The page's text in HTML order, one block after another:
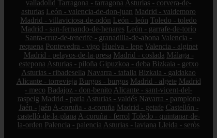
valladolid Tarragona - tarragona Asturias - corvera-de-
asturias León - valencia-de-don-juan Madrid - valdemoro
Madrid - villaviciosa-de-odón León - león Toledo - toledo
Madrid - san-fernando-de-henares León - garrafe-de-torío
Santa-cruz-de-tenerife - granadilla-de-abona Valencia -
requena Pontevedra - vigo Huelva - lepe Valencia - alginet
Madrid - pelayos-de-la-presa Madrid - coslada Málaga -
estepona Asturias - piloña Gipuzkoa - deba Bizkaia - getxo
Asturias - ribadesella Navarra - tafalla Bizkaia - galdakao
Alicante - torrevieja Burgos - burgos Madrid - algete Madrid
- meco Badajoz - don-benito Alicante - sant-vicent-del-
raspeig Madrid - parla Asturias - valdés Navarra - pamplona
Jaén - jaén A-coruña - a-coruña Madrid - getafe Castellón -
castelló-de-la-plana A-coruña - ferrol Toledo - quintanar-de-
la-orden Palencia - palencia Asturias - laviana Lleida - seròs